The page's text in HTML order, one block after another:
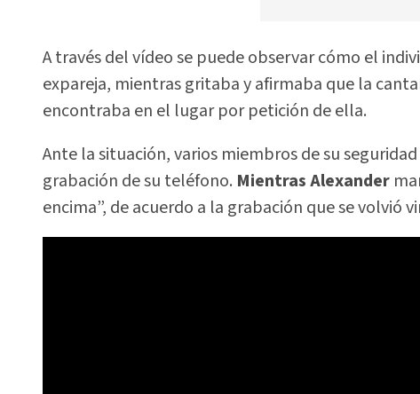
A través del vídeo se puede observar cómo el
expareja, mientras gritaba y afirmaba que la
encontraba en el lugar por petición de ella.
Ante la situación, varios miembros de su
grabación de su teléfono. Mientras Alexander
encima”, de acuerdo a la grabación que se volvió